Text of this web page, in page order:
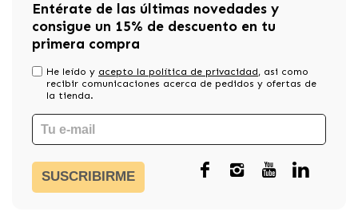
Entérate de las últimas novedades y
consigue un 15% de descuento en tu
primera compra
He leído y acepto la política de privacidad, asi como
recibir comunicaciones acerca de pedidos y ofertas de
la tienda.
SUSCRIBIRME